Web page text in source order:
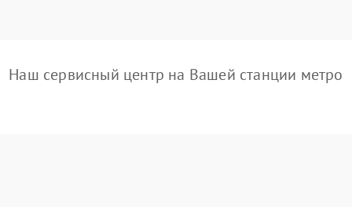
Наш сервисный центр на Вашей станции метро